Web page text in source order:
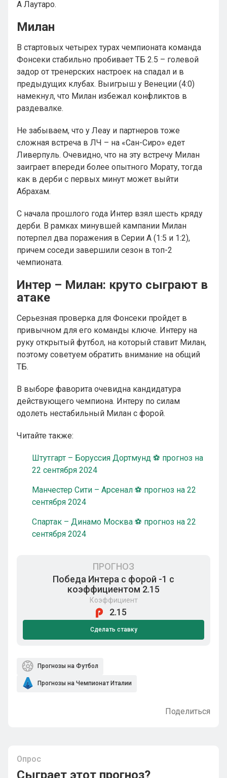
А Лаутаро.
Милан
В стартовых четырех турах чемпионата команда
Фонсеки стабильно пробивает ТБ 2.5 – голевой
задор от тренерских настроек на спадал и в
предыдущих клубах. Выигрыш у Венеции (4:0)
намекнул, что Милан избежал конфликтов в
раздевалке.
Не забываем, что у Леау и партнеров тоже
сложная встреча в ЛЧ – на «Сан-Сиро» едет
Ливерпуль. Очевидно, что на эту встречу Милан
заиграет впереди более опытного Морату, тогда
как в дерби с первых минут может выйти
Абрахам.
С начала прошлого года Интер взял шесть кряду
дерби. В рамках минувшей кампании Милан
потерпел два поражения в Серии А (1:5 и 1:2),
причем соседи завершили сезон в топ-2
чемпионата.
Интер – Милан: круто сыграют в
атаке
Серьезная проверка для Фонсеки пройдет в
привычном для его команды ключе. Интеру на
руку открытый футбол, на который ставит Милан,
поэтому советуем обратить внимание на общий
ТБ.
В выборе фаворита очевидна кандидатура
действующего чемпиона. Интеру по силам
одолеть нестабильный Милан с форой.
Читайте также:
Штутгарт – Боруссия Дортмунд ⚽ прогноз на
22 сентября 2024
Манчестер Сити – Арсенал ⚽ прогноз на 22
сентября 2024
Спартак – Динамо Москва ⚽ прогноз на 22
сентября 2024
ПРОГНОЗ
Победа Интера с форой -1 с
коэффициентом 2.15
Коэффициент
2.15
Сделать ставку
Прогнозы на Футбол
Прогнозы на Чемпионат Италии
Поделиться
Опрос
Сыграет этот прогноз?